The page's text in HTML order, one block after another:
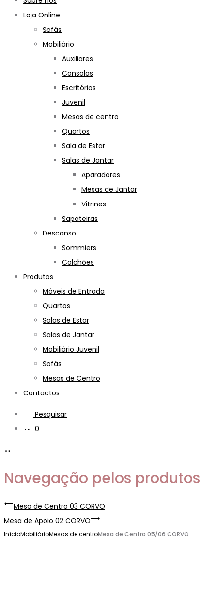
Loja Online
Sofás
Mobiliário
Auxiliares
Consolas
Escritórios
Juvenil
Mesas de centro
Quartos
Sala de Estar
Salas de Jantar
Aparadores
Mesas de Jantar
Vitrines
Sapateiras
Descanso
Sommiers
Colchões
Produtos
Móveis de Entrada
Quartos
Salas de Estar
Salas de Jantar
Mobiliário Juvenil
Sofás
Mesas de Centro
Contactos
Pesquisar
0
Navegação pelos produtos
Mesa de Centro 03 CORVO
Mesa de Apoio 02 CORVO
InícioMobiliárioMesas de centroMesa de Centro 05/06 CORVO